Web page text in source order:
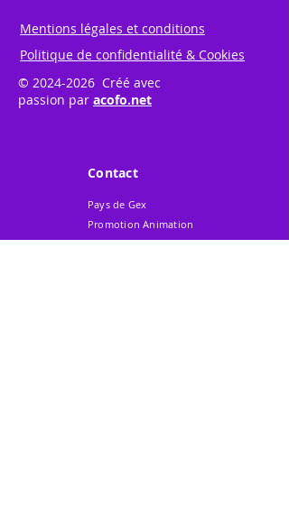
Mentions légales et conditions
Politique de confidentialité & Cookies
© 2024-2026 Créé avec
passion par acofo.net
Contact
Pays de Gex
Promotion Animation
217 Avenue de